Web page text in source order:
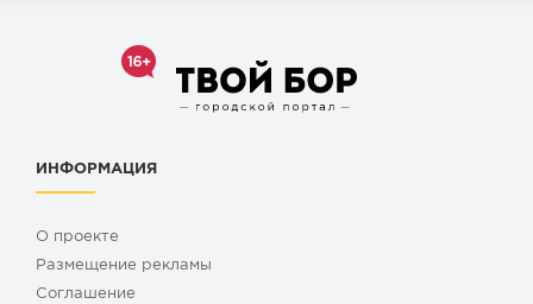
ИНФОРМАЦИЯ
О проекте
Размещение рекламы
Cоглашение